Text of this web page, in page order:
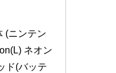
(ニンテン
ネオン
ド(バッテ